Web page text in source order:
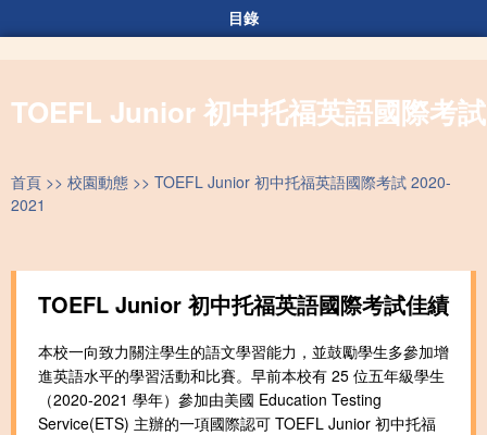
目錄
TOEFL Junior 初中托福英語國際考
首頁 校園動態
TOEFL Junior 初中托福英語國際考試 2020-
2021
TOEFL Junior 初中托福英語國際考試佳績
本校一向致力關注學生的語文學習能力，並鼓勵學生多參加增
進英語水平的學習活動和比賽。早前本校有 25 位五年級學生
（2020-2021 學年）參加由美國 Education Testing
Service(ETS) 主辦的一項國際認可 TOEFL Junior 初中托福